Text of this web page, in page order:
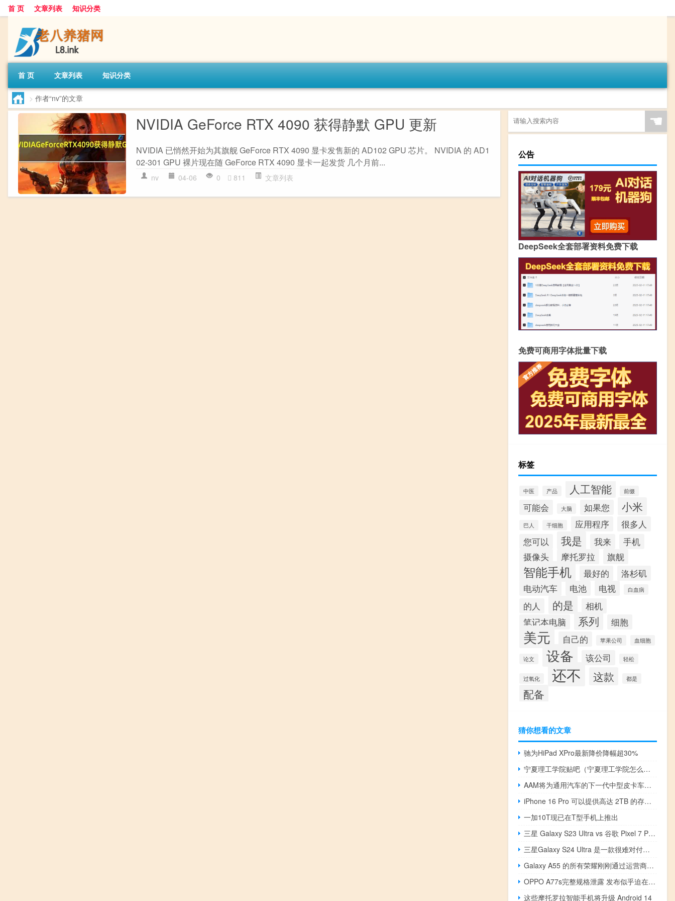
首 页 文章列表 知识分类
首 页 文章列表 知识分类
> 作者“nv”的文章
NVIDIA GeForce RTX 4090 获得静默 GPU 更新
NVIDIA 已悄然开始为其旗舰 GeForce RTX 4090 显卡发售新的 AD102 GPU 芯片。 NVIDIA 的 AD1
02-301 GPU 裸片现在随 GeForce RTX 4090 显卡一起发货 几个月前...
nv 04-06 0 811 文章列表
☚
公告
DeepSeek全套部署资料免费下载
免费可商用字体批量下载
标签
中医 产品 人工智能 前缀
可能会 大脑 如果您 小米
巴人 干细胞 应用程序
很多人
您可以
我是 我来
手机
摄像头
摩托罗拉 旗舰
智能手机 最好的
洛杉矶
电动汽车
电池 电视 白血病
的人 的是
相机
笔记本电脑
系列 细胞
美元 自己的 苹果公司 血细胞
论文 设备 该公司 轻松
过氧化 还不 这款 都是
配备
猜你想看的文章
驰为HiPad XPro最新降价降幅超30%
宁夏理工学院贴吧（宁夏理工学院怎么样）
AAM将为通用汽车的下一代中型皮卡车提供高效车桥
iPhone 16 Pro 可以提供高达 2TB 的存储空间
一加10T现已在T型手机上推出
三星 Galaxy S23 Ultra vs 谷歌 Pixel 7 Pro：你应该买哪个旗舰
三星Galaxy S24 Ultra 是一款很难对付的手机
Galaxy A55 的所有荣耀刚刚通过运营商泄露
OPPO A77s完整规格泄露 发布似乎迫在眉睫
这些摩托罗拉智能手机将升级 Android 14